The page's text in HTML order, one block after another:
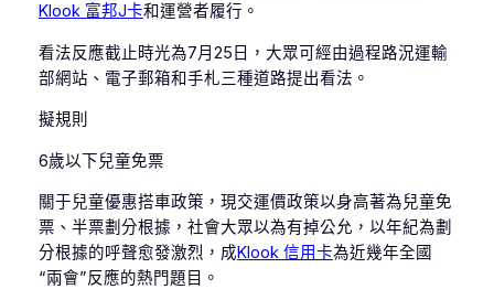
Klook 富邦J卡和運營者履行。
看法反應截止時光為7月25日，大眾可經由過程路況運輸
部網站、電子郵箱和手札三種道路提出看法。
擬規則
6歲以下兒童免票
關于兒童優惠搭車政策，現交運價政策以身高著為兒童免
票、半票劃分根據，社會大眾以為有掉公允，以年紀為劃
分根據的呼聲愈發激烈，成Klook 信用卡為近幾年全國
“兩會”反應的熱門題目。